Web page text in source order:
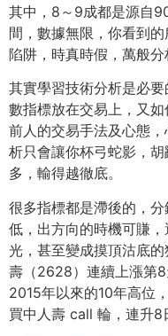
其中，8～9成都是源自
間，數據無限，你看到
陷阱，時真時假，萬般分
其實學習技術分析是必
數指標放在交易上，又
前人的交易手法及心態
析只會讓你杯弓蛇影，
多，輸得越徹底。
很多指標都是滯後的，
低，出方向的時機可賺
光，甚至變成摸頂沽底
壽（2628）連續上漲第
2015年以來的10年高位
買中人壽 call 輪，連升8